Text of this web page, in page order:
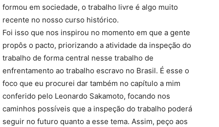
formou em sociedade, o trabalho livre é algo muito
recente no nosso curso histórico.
Foi isso que nos inspirou no momento em que a gente
propôs o pacto, priorizando a atividade da inspeção do
trabalho de forma central nesse trabalho de
enfrentamento ao trabalho escravo no Brasil. É esse o
foco que eu procurei dar também no capítulo a mim
conferido pelo Leonardo Sakamoto, focando nos
caminhos possíveis que a inspeção do trabalho poderá
seguir no futuro quanto a esse tema. Assim, peço aos